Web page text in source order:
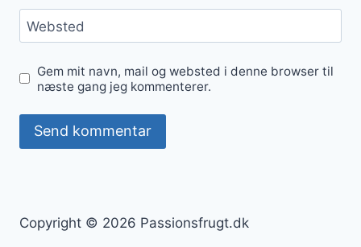
Websted
Gem mit navn, mail og websted i denne browser til
næste gang jeg kommenterer.
Copyright © 2026 Passionsfrugt.dk